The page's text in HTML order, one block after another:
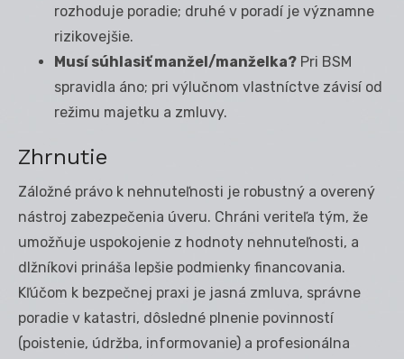
rozhoduje poradie; druhé v poradí je významne
rizikovejšie.
Musí súhlasiť manžel/manželka? Pri BSM
spravidla áno; pri výlučnom vlastníctve závisí od
režimu majetku a zmluvy.
Zhrnutie
Záložné právo k nehnuteľnosti je robustný a overený
nástroj zabezpečenia úveru. Chráni veriteľa tým, že
umožňuje uspokojenie z hodnoty nehnuteľnosti, a
dlžníkovi prináša lepšie podmienky financovania.
Kľúčom k bezpečnej praxi je jasná zmluva, správne
poradie v katastri, dôsledné plnenie povinností
(poistenie, údržba, informovanie) a profesionálna